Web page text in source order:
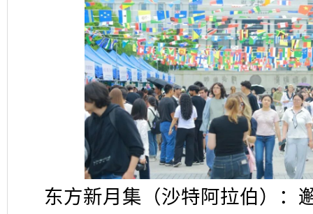
东方新月集（沙特阿拉伯）：